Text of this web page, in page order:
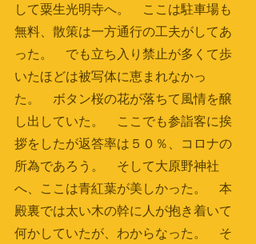
して粟生光明寺へ。　ここは駐車場も
無料、散策は一方通行の工夫がしてあ
った。　でも立ち入り禁止が多くて歩
いたほどは被写体に恵まれなかっ
た。　ボタン桜の花が落ちて風情を醸
し出していた。　ここでも参詣客に挨
拶をしたが返答率は５０％、コロナの
所為であろう。　そして大原野神社
へ、ここは青紅葉が美しかった。　本
殿裏では太い木の幹に人が抱き着いて
何かしていたが、わからなった。　そ